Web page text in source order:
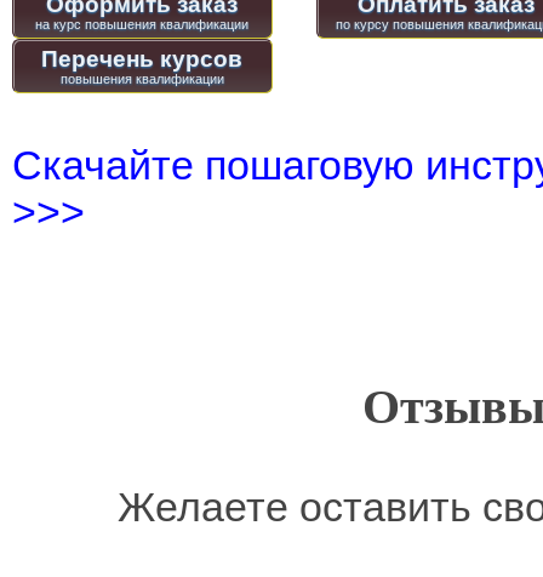
Перечень курсов
повышения квалификации
Скачайте пошаговую
>>>
Желаете оставить